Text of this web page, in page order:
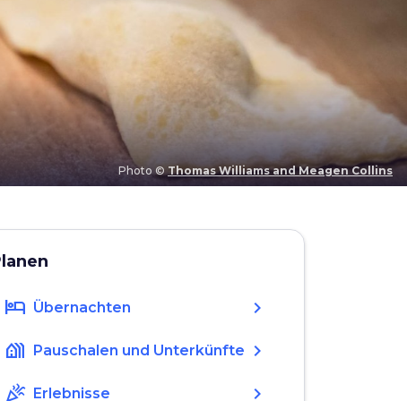
Photo © Thomas Williams and Meagen Collins
hotel Übernachten chevron_right
holiday_village Pauschalen und Unterkünfte chevron_right
celebration Erlebnisse chevron_right